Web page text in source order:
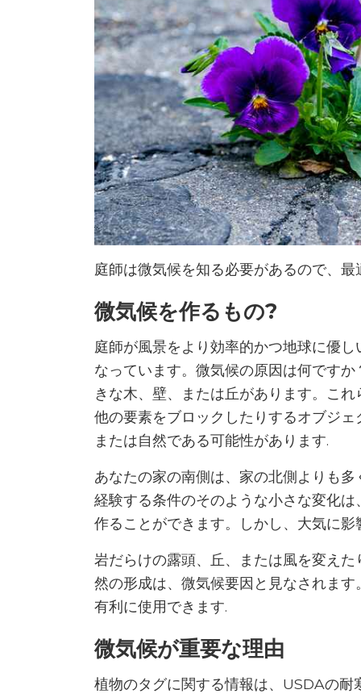
庭師は微気候を知る必要があるので、
微気候を作るもの?
庭師が風景をより効率的かつ地球に優
なっています。微気候の原因は何です
きな木、壁、または丘があります。こ
他の要素をブロックしたりするオブジ
または自然である可能性があります.
あなたの家の南側は、家の北側よりも
経験する条件のそのような小さな変化
作ることができます。しかし、大気に
岩だらけの露頭、丘、または風を変え
然の形成は、微気候要因と見なされま
有利に使用できます.
微気候が重要な理由
植物のタグに関する情報は、USDAの